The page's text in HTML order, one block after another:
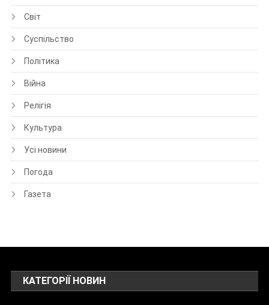
Світ
Суспільство
Політика
Війна
Релігія
Культура
Усі новини
Погода
Газета
КАТЕГОРІЇ НОВИН